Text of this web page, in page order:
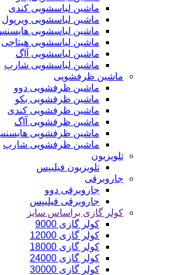
ماشین لباسشویی کندی
ماشین لباسشویی ویرپول
ماشین لباسشویی
ماشین لباسشویی هیتاچی
ماشین لباسشویی آاگ
ماشین لباسشویی شارپ
ماشین ظرفشویی
ماشین ظرفشویی دوو
ماشین ظرفشویی بکو
ماشین ظرفشویی کندی
ماشین ظرفشویی آاگ
ماشین ظرفشویی
ماشین ظرفشویی شارپ
تلویزیون
تلویزیون فیلیپس
جاروبرقی
جاروبرقی دوو
جاروبرقی فیلیپس
کولر گازی براساس سایز
کولر گازی 9000
کولر گازی 12000
کولر گازی 18000
کولر گازی 24000
کولر گازی 30000